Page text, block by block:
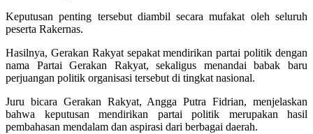
Keputusan penting tersebut diambil secara mufakat oleh seluruh
peserta Rakernas.
Hasilnya, Gerakan Rakyat sepakat mendirikan partai politik dengan
nama Partai Gerakan Rakyat, sekaligus menandai babak baru
perjuangan politik organisasi tersebut di tingkat nasional.
Juru bicara Gerakan Rakyat, Angga Putra Fidrian, menjelaskan
bahwa keputusan mendirikan partai politik merupakan hasil
pembahasan mendalam dan aspirasi dari berbagai daerah.